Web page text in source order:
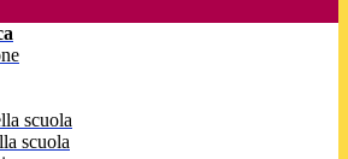
scuola
scuola